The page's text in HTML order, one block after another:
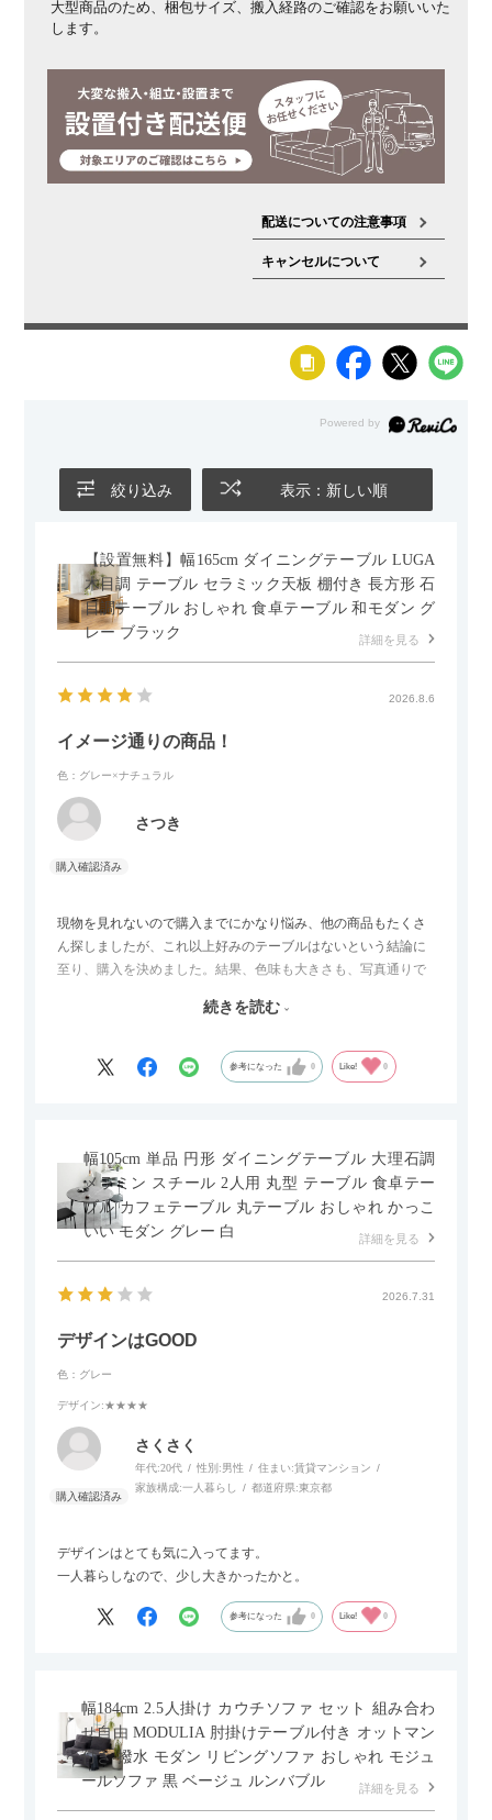
大型商品のため、梱包サイズ、搬入経路のご確認をお願いいた
します。
配送についての注意事項
キャンセルについて
絞り込み 表示：新しい順
【設置無料】幅165cm ダイニングテーブル LUGA
木目調 テーブル セラミック天板 棚付き 長方形 石
目調テーブル おしゃれ 食卓テーブル 和モダン グ
レー ブラック
詳細を見る
2026.8.6
イメージ通りの商品！
色：グレー×ナチュラル
さつき
現物を見れないので購入までにかなり悩み、他の商品もたくさ
ん探しましたが、これ以上好みのテーブルはないという結論に
至り、購入を決めました。結果、色味も大きさも、写真通りで
セラミック天板が思った以上に滑りが良く、汚れも拭きやすい
はいけないかもしれません。天板が冷たいので冬にどうなるの
かなというのも気になります。
続きを読む
参考になった 0 Like! 0
幅105cm 単品 円形 ダイニングテーブル 大理石調
メラミン スチール 2人用 丸型 テーブル 食卓テー
ブル カフェテーブル 丸テーブル おしゃれ かっこ
いい モダン グレー 白
詳細を見る
2026.7.31
デザインはGOOD
色：グレー
デザイン:★★★★
さくさく
年代:20代 性別:男性 住まい:賃貸マンション
家族構成:一人暮らし 都道府県:東京都
デザインはとても気に入ってます。
一人暮らしなので、少し大きかったかと。
参考になった 0 Like! 0
幅184cm 2.5人掛け カウチソファ セット 組み合わ
せ自由 MODULIA 肘掛けテーブル付き オットマン
付き 撥水 モダン リビングソファ おしゃれ モジュ
ールソファ 黒 ベージュ ルンバブル
詳細を見る